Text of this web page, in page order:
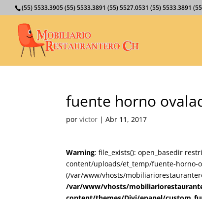
(55) 5533.3905 (55) 5533.3891 (55) 5527.0531 (55) 5533.3891
fuente horno
porvictor |Abr 11, 2017
Warning: file_exists(): open_basedir
content/uploads/et_temp/fuente-horno-
(/var/www/vhosts/
/var/www/vhosts/